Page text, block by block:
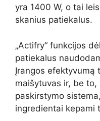
yra 1400 W, o tai
skanius patiekalus.
„Actifry“ funkcijos
patiekalus
Įrangos efektyvumą
maišytuvas ir, be
paskirstymo
ingredientai kepami